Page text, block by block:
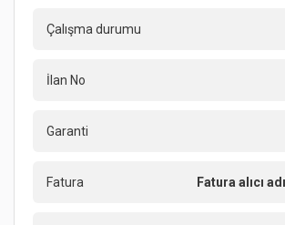
Çalışma durumu
İlan No
Garanti
Fatura Fatura alıcı